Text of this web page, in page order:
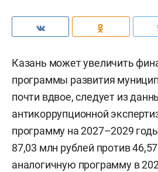
Казань может увеличить
программы развития
почти вдвое, следует из
антикоррупционной
программу на 2027–2029
87,03 млн рублей против
аналогичную программу в